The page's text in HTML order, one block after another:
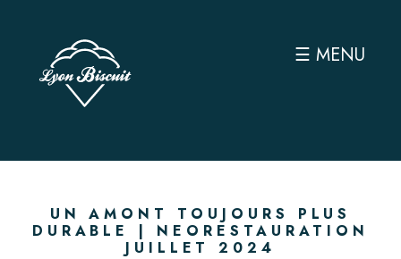
☰ MENU
UN AMONT TOUJOURS PLUS
DURABLE | NEORESTAURATION
JUILLET 2024